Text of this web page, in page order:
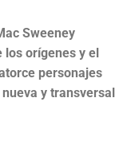
Sweeney
los orígenes y el
personajes
y transversal